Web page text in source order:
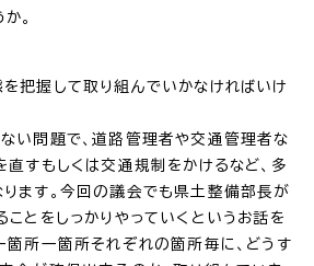
。
把握して取り組んでいかなければいけ
い問題で、道路管理者や交通管理者な
直すもしくは交通規制をかけるなど、多
ます。今回の議会でも県土整備部長が
ことをしっかりやっていくというお話を
箇所一箇所それぞれの箇所毎に、どうす